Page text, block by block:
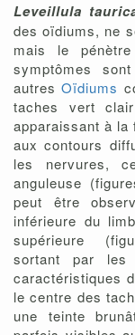
Leveillula
des oïdiums, ne
mais le
symptômes
autresOïdiums
taches vert
apparaissant à la
aux contours
les nervures,
anguleuse
peut être
inférieure du
supérieure
sortant par les
caractéristiques
le centre des
une teinte